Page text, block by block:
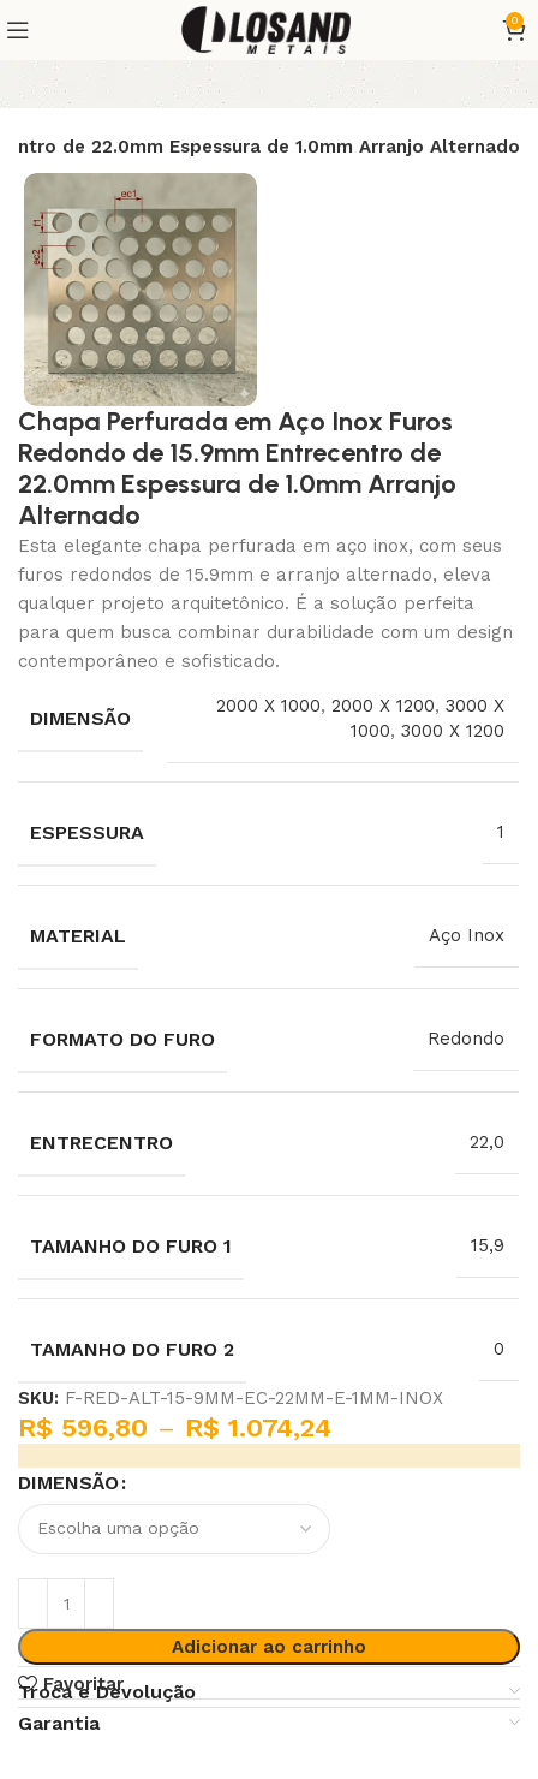
0
de 22.0mm Espessura de 1.0mm Arranjo Alternado
Chapa Perfurada em Aço Inox Furos
Redondo de 15.9mm Entrecentro de
22.0mm Espessura de 1.0mm Arranjo
Alternado
Esta elegante chapa perfurada em aço inox, com seus
furos redondos de 15.9mm e arranjo alternado, eleva
qualquer projeto arquitetônico. É a solução perfeita
para quem busca combinar durabilidade com um design
contemporâneo e sofisticado.
DIMENSÃO
2000 X 1000,2000 X 1200,3000 X
1000,3000 X 1200
ESPESSURA 1
MATERIAL Aço Inox
FORMATO DO FURO Redondo
ENTRECENTRO 22,0
TAMANHO DO FURO 1 15,9
TAMANHO DO FURO 2 0
SKU: F-RED-ALT-15-9MM-EC-22MM-E-1MM-INOX
R$ 596,80 – R$ 1.074,24
DIMENSÃO
Adicionar ao carrinho
Favoritar
Troca e Devolução
Garantia